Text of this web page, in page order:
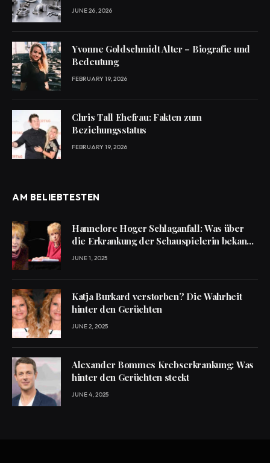
JUNE 26, 2026
Yvonne Goldschmidt Alter – Biografie und
Bedeutung
FEBRUARY 19, 2026
Chris Tall Ehefrau: Fakten zum
Beziehungsstatus
FEBRUARY 19, 2026
AM BELIEBTESTEN
Hannelore Hoger Schlaganfall: Was über
die Erkrankung der Schauspielerin bekannt
ist
JUNE 1, 2025
Katja Burkard verstorben? Die Wahrheit
hinter den Gerüchten
JUNE 2, 2025
Alexander Bommes Krebserkrankung: Was
hinter den Gerüchten steckt
JUNE 4, 2025